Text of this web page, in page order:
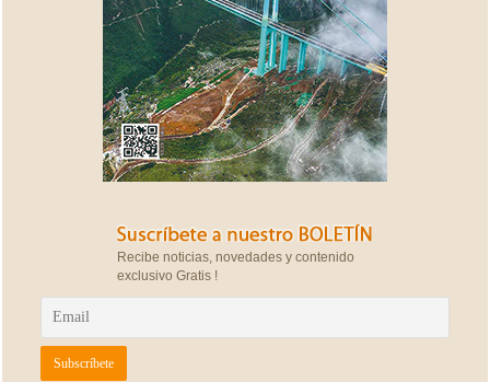
Recibe noticias, novedades y contenido
exclusivo Gratis !